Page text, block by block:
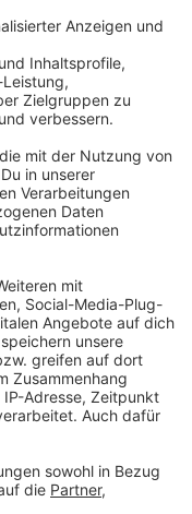
Urlaub im
werden.
Überall
sein. Abstand
wollen wir
auf Urlaub im
Fall ins
37%
25%
Es